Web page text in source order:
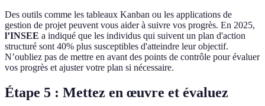
Des outils comme les tableaux Kanban ou les applications de
gestion de projet peuvent vous aider à suivre vos progrès. En 2025,
l’INSEE a indiqué que les individus qui suivent un plan d'action
structuré sont 40% plus susceptibles d'atteindre leur objectif.
N’oubliez pas de mettre en avant des points de contrôle pour évaluer
vos progrès et ajuster votre plan si nécessaire.
Étape 5 : Mettez en œuvre et évaluez